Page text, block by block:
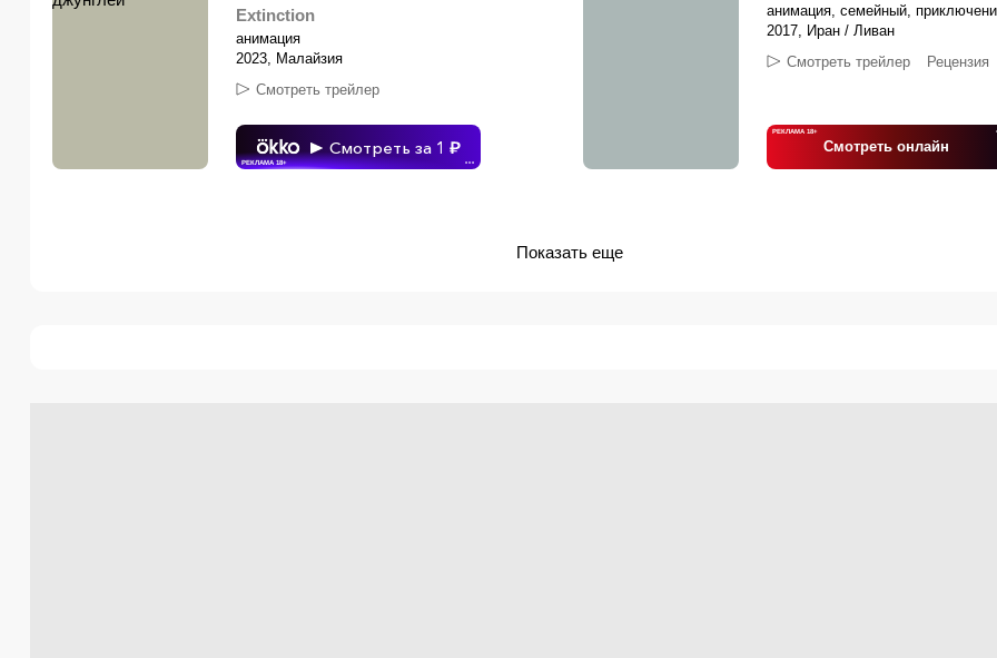
Extinction
анимация
2023, Малайзия
Смотреть трейлер
РЕКЛАМА 18+ •••
Смотреть за 1
анимация, семейный,
2017, Иран / Ливан
Смотреть трейлер
Рецензия
РЕКЛАМА 18+
Смотреть онлайн
Показать еще